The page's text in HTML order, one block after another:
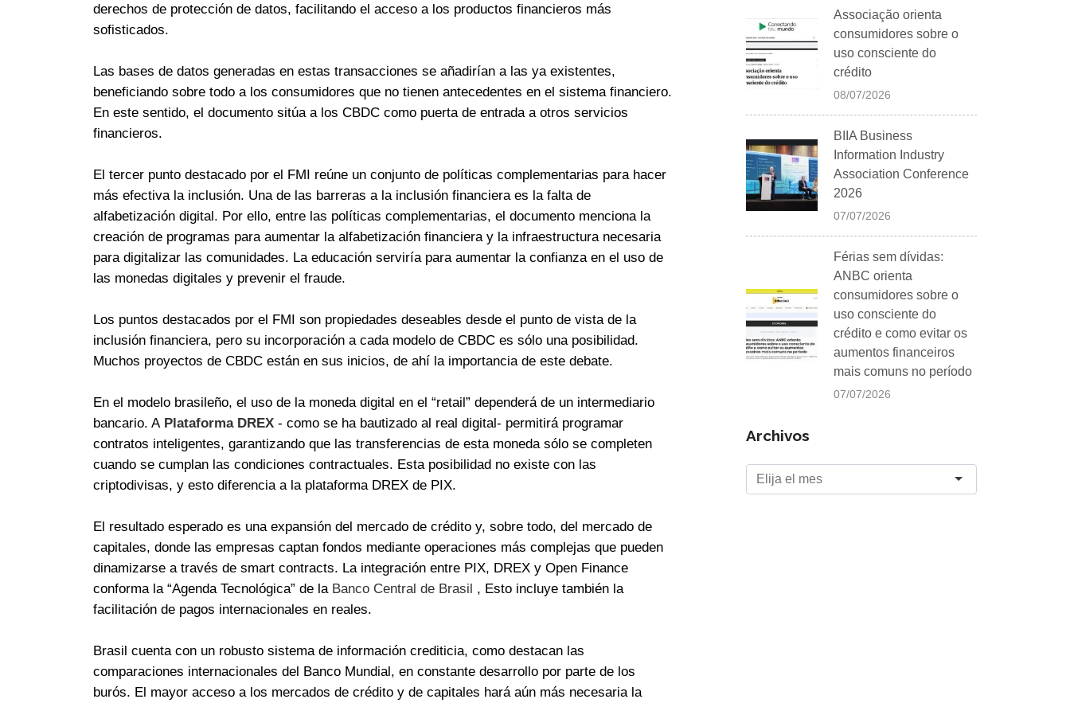
derechos de protección de datos, facilitando el acceso a los productos financieros más
sofisticados.
Las bases de datos generadas en estas transacciones se añadirían a las ya existentes,
beneficiando sobre todo a los consumidores que no tienen antecedentes en el sistema financiero.
En este sentido, el documento sitúa a los CBDC como puerta de entrada a otros servicios
financieros.
El tercer punto destacado por el FMI reúne un conjunto de políticas complementarias para hacer
más efectiva la inclusión. Una de las barreras a la inclusión financiera es la falta de
alfabetización digital. Por ello, entre las políticas complementarias, el documento menciona la
creación de programas para aumentar la alfabetización financiera y la infraestructura necesaria
para digitalizar las comunidades. La educación serviría para aumentar la confianza en el uso de
las monedas digitales y prevenir el fraude.
Los puntos destacados por el FMI son propiedades deseables desde el punto de vista de la
inclusión financiera, pero su incorporación a cada modelo de CBDC es sólo una posibilidad.
Muchos proyectos de CBDC están en sus inicios, de ahí la importancia de este debate.
En el modelo brasileño, el uso de la moneda digital en el “retail” dependerá de un intermediario
bancario. A Plataforma DREX - como se ha bautizado al real digital- permitirá programar
contratos inteligentes, garantizando que las transferencias de esta moneda sólo se completen
cuando se cumplan las condiciones contractuales. Esta posibilidad no existe con las
criptodivisas, y esto diferencia a la plataforma DREX de PIX.
El resultado esperado es una expansión del mercado de crédito y, sobre todo, del mercado de
capitales, donde las empresas captan fondos mediante operaciones más complejas que pueden
dinamizarse a través de smart contracts. La integración entre PIX, DREX y Open Finance
conforma la “Agenda Tecnológica” de la Banco Central de Brasil , Esto incluye también la
facilitación de pagos internacionales en reales.
Brasil cuenta con un robusto sistema de información crediticia, como destacan las
comparaciones internacionales del Banco Mundial, en constante desarrollo por parte de los
burós. El mayor acceso a los mercados de crédito y de capitales hará aún más necesaria la
Associação orienta
consumidores sobre o
uso consciente do
crédito
08/07/2026
BIIA Business
Information Industry
Association Conference
2026
07/07/2026
Férias sem dívidas:
ANBC orienta
consumidores sobre o
uso consciente do
crédito e como evitar os
aumentos financeiros
mais comuns no período
07/07/2026
Archivos